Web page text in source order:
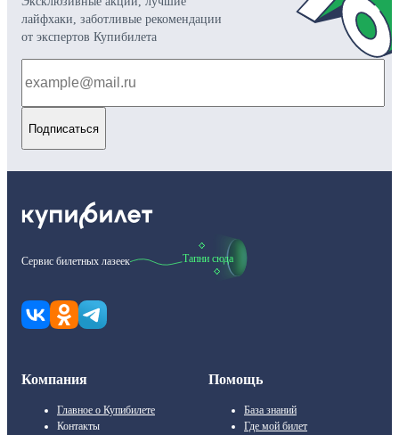
лайфхаки, заботливые рекомендации
от экспертов Купибилета
Подписаться
Сервис билетных лазеек Тапни сюда
Компания
Главное о Купибилете
Контакты
Помощь
База знаний
Где мой билет